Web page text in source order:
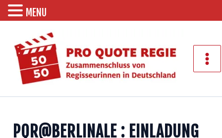
springen
PQR@BERLINALE : EINLADUNG
MENU